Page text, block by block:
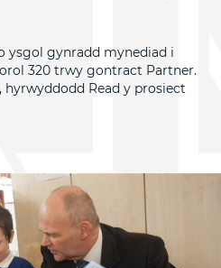
ysgol gynradd mynediad i
320 trwy gontract Partner.
Read y prosiect